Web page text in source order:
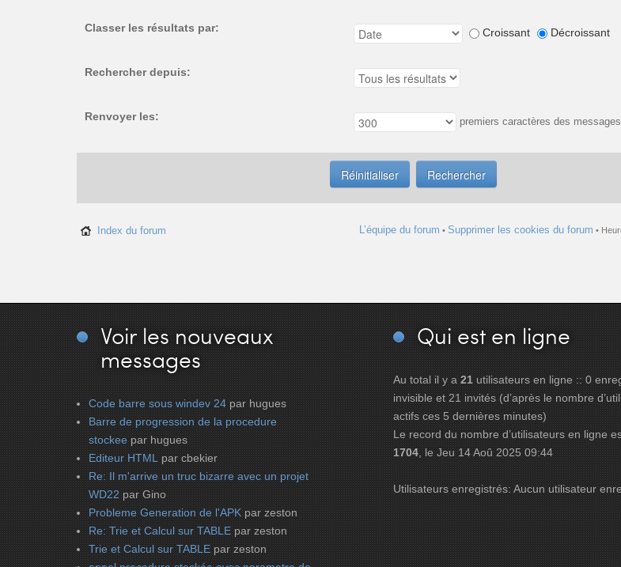
Classer les résultats par: Croissant Décroissant
Rechercher depuis:
Renvoyer les: premiers caractères des messages
Index du forum L’équipe du forum • Supprimer les cookies du forum •
Voir les nouveaux
messages
Code barre sous windev 24 par hugues
Barre de progression de la procedure
stockee par hugues
Editeur HTML par cbekier
Re: Il m'arrive un truc bizarre avec un projet
WD22 par Gino
Probleme Generation de l'APK par zeston
Re: Trie et Calcul sur TABLE par zeston
Trie et Calcul sur TABLE par zeston
Qui est en ligne
Au total il y a 21 utilisateurs en ligne :: 0
invisible et 21 invités (d’après le nombre
actifs ces 5 dernières minutes)
Le record du nombre d’utilisateurs en ligne
1704 , le Jeu 14 Aoû 2025 09:44
Utilisateurs enregistrés: Aucun utilisateur